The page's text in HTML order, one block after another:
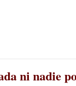
ni nadie